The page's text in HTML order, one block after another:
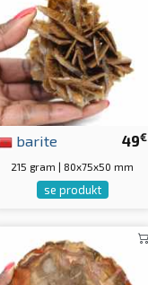
49€
barite
215 gram | 80x75x50 mm
se produkt